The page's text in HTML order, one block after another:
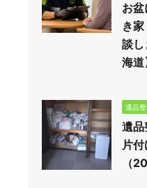
お
き
談し
海道
遺品整
遺品
片
（